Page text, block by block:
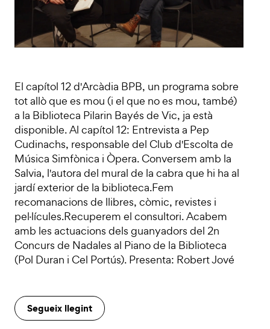
El capítol 12 d'Arcàdia BPB, un programa sobre
tot allò que es mou (i el que no es mou, també)
a la Biblioteca Pilarin Bayés de Vic, ja està
disponible. Al capítol 12: Entrevista a Pep
Cudinachs, responsable del Club d'Escolta de
Música Simfònica i Òpera. Conversem amb la
Salvia, l'autora del mural de la cabra que hi ha al
jardí exterior de la biblioteca.Fem
recomanacions de llibres, còmic, revistes i
pel·lícules.Recuperem el consultori. Acabem
amb les actuacions dels guanyadors del 2n
Concurs de Nadales al Piano de la Biblioteca
(Pol Duran i Cel Portús). Presenta: Robert Jové
Segueix llegint